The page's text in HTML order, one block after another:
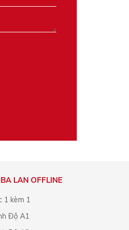
LAN OFFLINE
1 kèm 1
Độ A1